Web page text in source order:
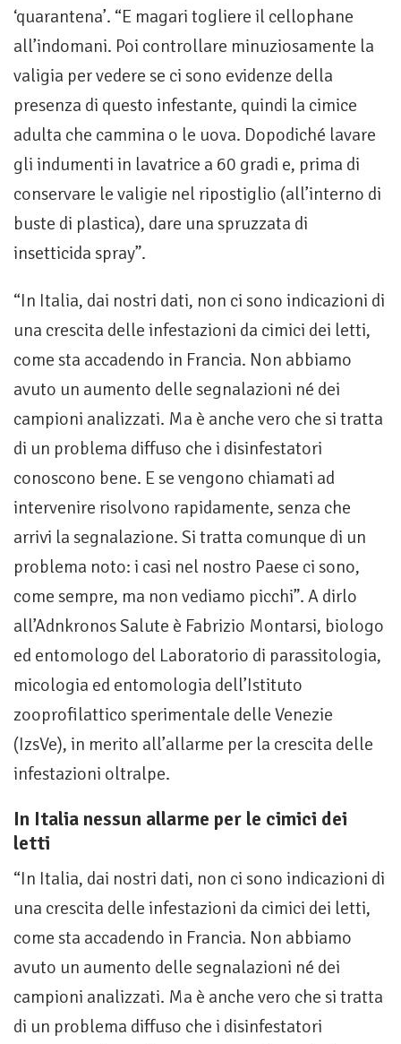
‘quarantena’. “E magari togliere il cellophane
all’indomani. Poi controllare minuziosamente la
valigia per vedere se ci sono evidenze della
presenza di questo infestante, quindi la cimice
adulta che cammina o le uova. Dopodiché lavare
gli indumenti in lavatrice a 60 gradi e, prima di
conservare le valigie nel ripostiglio (all’interno di
buste di plastica), dare una spruzzata di
insetticida spray”.
“In Italia, dai nostri dati, non ci sono indicazioni di
una crescita delle infestazioni da cimici dei letti,
come sta accadendo in Francia. Non abbiamo
avuto un aumento delle segnalazioni né dei
campioni analizzati. Ma è anche vero che si tratta
di un problema diffuso che i disinfestatori
conoscono bene. E se vengono chiamati ad
intervenire risolvono rapidamente, senza che
arrivi la segnalazione. Si tratta comunque di un
problema noto: i casi nel nostro Paese ci sono,
come sempre, ma non vediamo picchi”. A dirlo
all’Adnkronos Salute è Fabrizio Montarsi, biologo
ed entomologo del Laboratorio di parassitologia,
micologia ed entomologia dell’Istituto
zooprofilattico sperimentale delle Venezie
(IzsVe), in merito all’allarme per la crescita delle
infestazioni oltralpe.
In Italia nessun allarme per le cimici dei
letti
“In Italia, dai nostri dati, non ci sono indicazioni di
una crescita delle infestazioni da cimici dei letti,
come sta accadendo in Francia. Non abbiamo
avuto un aumento delle segnalazioni né dei
campioni analizzati. Ma è anche vero che si tratta
di un problema diffuso che i disinfestatori